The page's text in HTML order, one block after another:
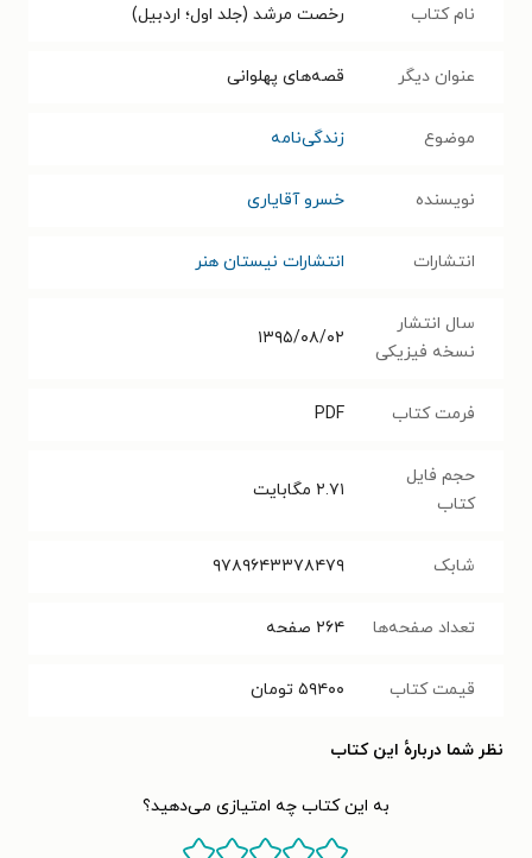
نام کتاب رخصت مرشد (جلد اول؛ اردبیل)
عنوان دیگر قصه‌های پهلوانی
موضوع زندگی‌نامه
نویسنده خسرو آقایاری
انتشارات انتشارات نیستان هنر
سال انتشار
نسخه فیزیکی
۱۳۹۵/۰۸/۰۲
فرمت کتاب PDF
حجم فایل
کتاب
۲.۷۱ مگابایت
شابک ۹۷۸۹۶۴۳۳۷۸۴۷۹
تعداد صفحه‌ها ۲۶۴ صفحه
قیمت کتاب ۵۹۴۰۰ تومان
نظر شما دربارهٔ این کتاب
به این کتاب چه امتیازی می‌دهید؟